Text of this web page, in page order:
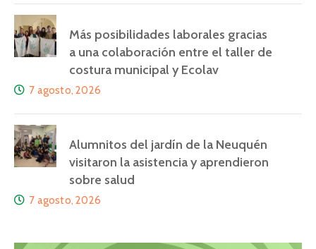
Más posibilidades laborales gracias
a una colaboración entre el taller de
costura municipal y Ecolav
7 agosto, 2026
Alumnitos del jardín de la Neuquén
visitaron la asistencia y aprendieron
sobre salud
7 agosto, 2026